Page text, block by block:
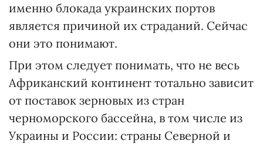
именно блокада украинских портов
является причиной их страданий. Сейчас
они это понимают.
При этом следует понимать, что не весь
Африканский континент тотально зависит
от поставок зерновых из стран
черноморского бассейна, в том числе из
Украины и России: страны Северной и